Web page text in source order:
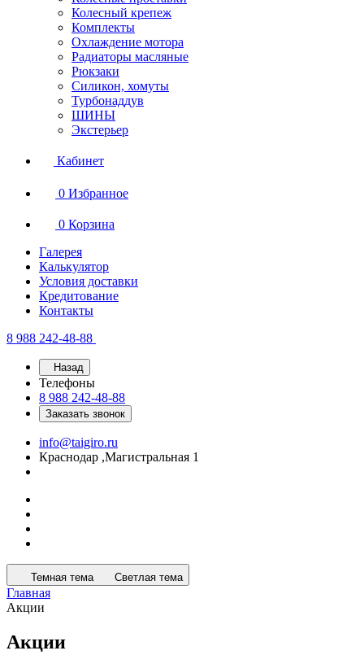
Колесный крепеж
Комплекты
Охлаждение мотора
Радиаторы масляные
Рюкзаки
Силикон, хомуты
Турбонаддув
ШИНЫ
Экстерьер
Кабинет
0 Избранное
0 Корзина
Галерея
Калькулятор
Условия доставки
Кредитование
Контакты
8 988 242-48-88
Назад
Телефоны
8 988 242-48-88
Заказать звонок
info@taigiro.ru
Краснодар ,Магистральная 1
Темная тема Светлая тема
Главная
Акции
Акции